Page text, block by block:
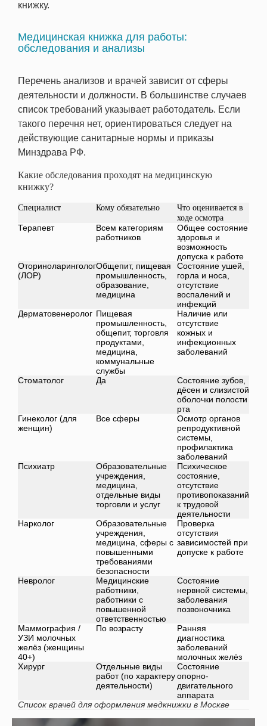
книжку.
Медицинская книжка для работы:
обследования и анализы
Перечень анализов и врачей зависит от сферы
деятельности и должности. В большинстве случаев
список требований указывает работодатель. Если
такого перечня нет, ориентироваться следует на
действующие санитарные нормы и приказы
Минздрава РФ.
Какие обследования проходят на медицинскую
книжку?
Специалист Кому обязательно
Что оценивается в
ходе осмотра
Терапевт
Всем категориям
работников
Общее состояние
здоровья и
возможность
допуска к работе
Оториноларинголог
(ЛОР)
Общепит, пищевая
промышленность,
образование,
медицина
Состояние ушей,
горла и носа,
отсутствие
воспалений и
инфекций
Дерматовенеролог Пищевая
промышленность,
общепит, торговля
продуктами,
медицина,
коммунальные
службы
Наличие или
отсутствие
кожных и
инфекционных
заболеваний
Стоматолог Да
Состояние зубов,
дёсен и слизистой
оболочки полости
рта
Гинеколог (для
женщин)
Все сферы
Осмотр органов
репродуктивной
системы,
профилактика
заболеваний
Психиатр
Образовательные
учреждения,
медицина,
отдельные виды
торговли и услуг
Психическое
состояние,
отсутствие
противопоказаний
к трудовой
деятельности
Нарколог
Образовательные
учреждения,
медицина, сферы с
повышенными
требованиями
безопасности
Проверка
отсутствия
зависимостей при
допуске к работе
Невролог
Медицинские
работники,
работники с
повышенной
ответственностью
Состояние
нервной системы,
заболевания
позвоночника
Маммография /
УЗИ молочных
желёз (женщины
40+)
По возрасту
Ранняя
диагностика
заболеваний
молочных желёз
Хирург
Отдельные виды
работ (по характеру
деятельности)
Состояние
опорно-
двигательного
аппарата
Список врачей для оформления медкнижки в Москве